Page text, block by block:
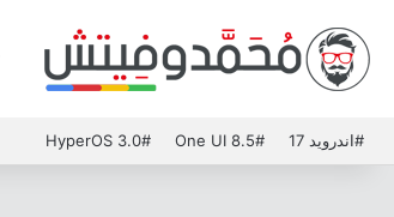
#اندرويد 17 #One UI 8.5
#HyperOS 3.0